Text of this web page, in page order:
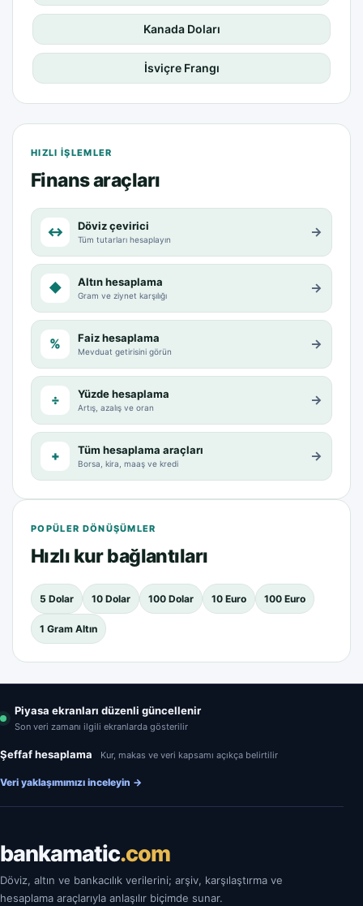
Kanada Doları
İsviçre Frangı
HIZLI IŞLEMLER
Finans araçları
↔ Döviz çevirici
Tüm tutarları hesaplayın →
◆ Altın hesaplama
Gram ve ziynet karşılığı →
% Faiz hesaplama
Mevduat getirisini görün →
÷ Yüzde hesaplama
Artış, azalış ve oran →
+ Tüm hesaplama araçları
Borsa, kira, maaş ve kredi →
POPÜLER DÖNÜŞÜMLER
Hızlı kur bağlantıları
5 Dolar 10 Dolar 100 Dolar 10 Euro 100 Euro
1 Gram Altın
Piyasa ekranları düzenli güncellenir
Son veri zamanı ilgili ekranlarda gösterilir
Şeffaf hesaplama Kur, makas ve veri kapsamı açıkça belirtilir
Veri yaklaşımımızı inceleyin →
bankamatic.com
Döviz, altın ve bankacılık verilerini; arşiv, karşılaştırma ve
hesaplama araçlarıyla anlaşılır biçimde sunar.